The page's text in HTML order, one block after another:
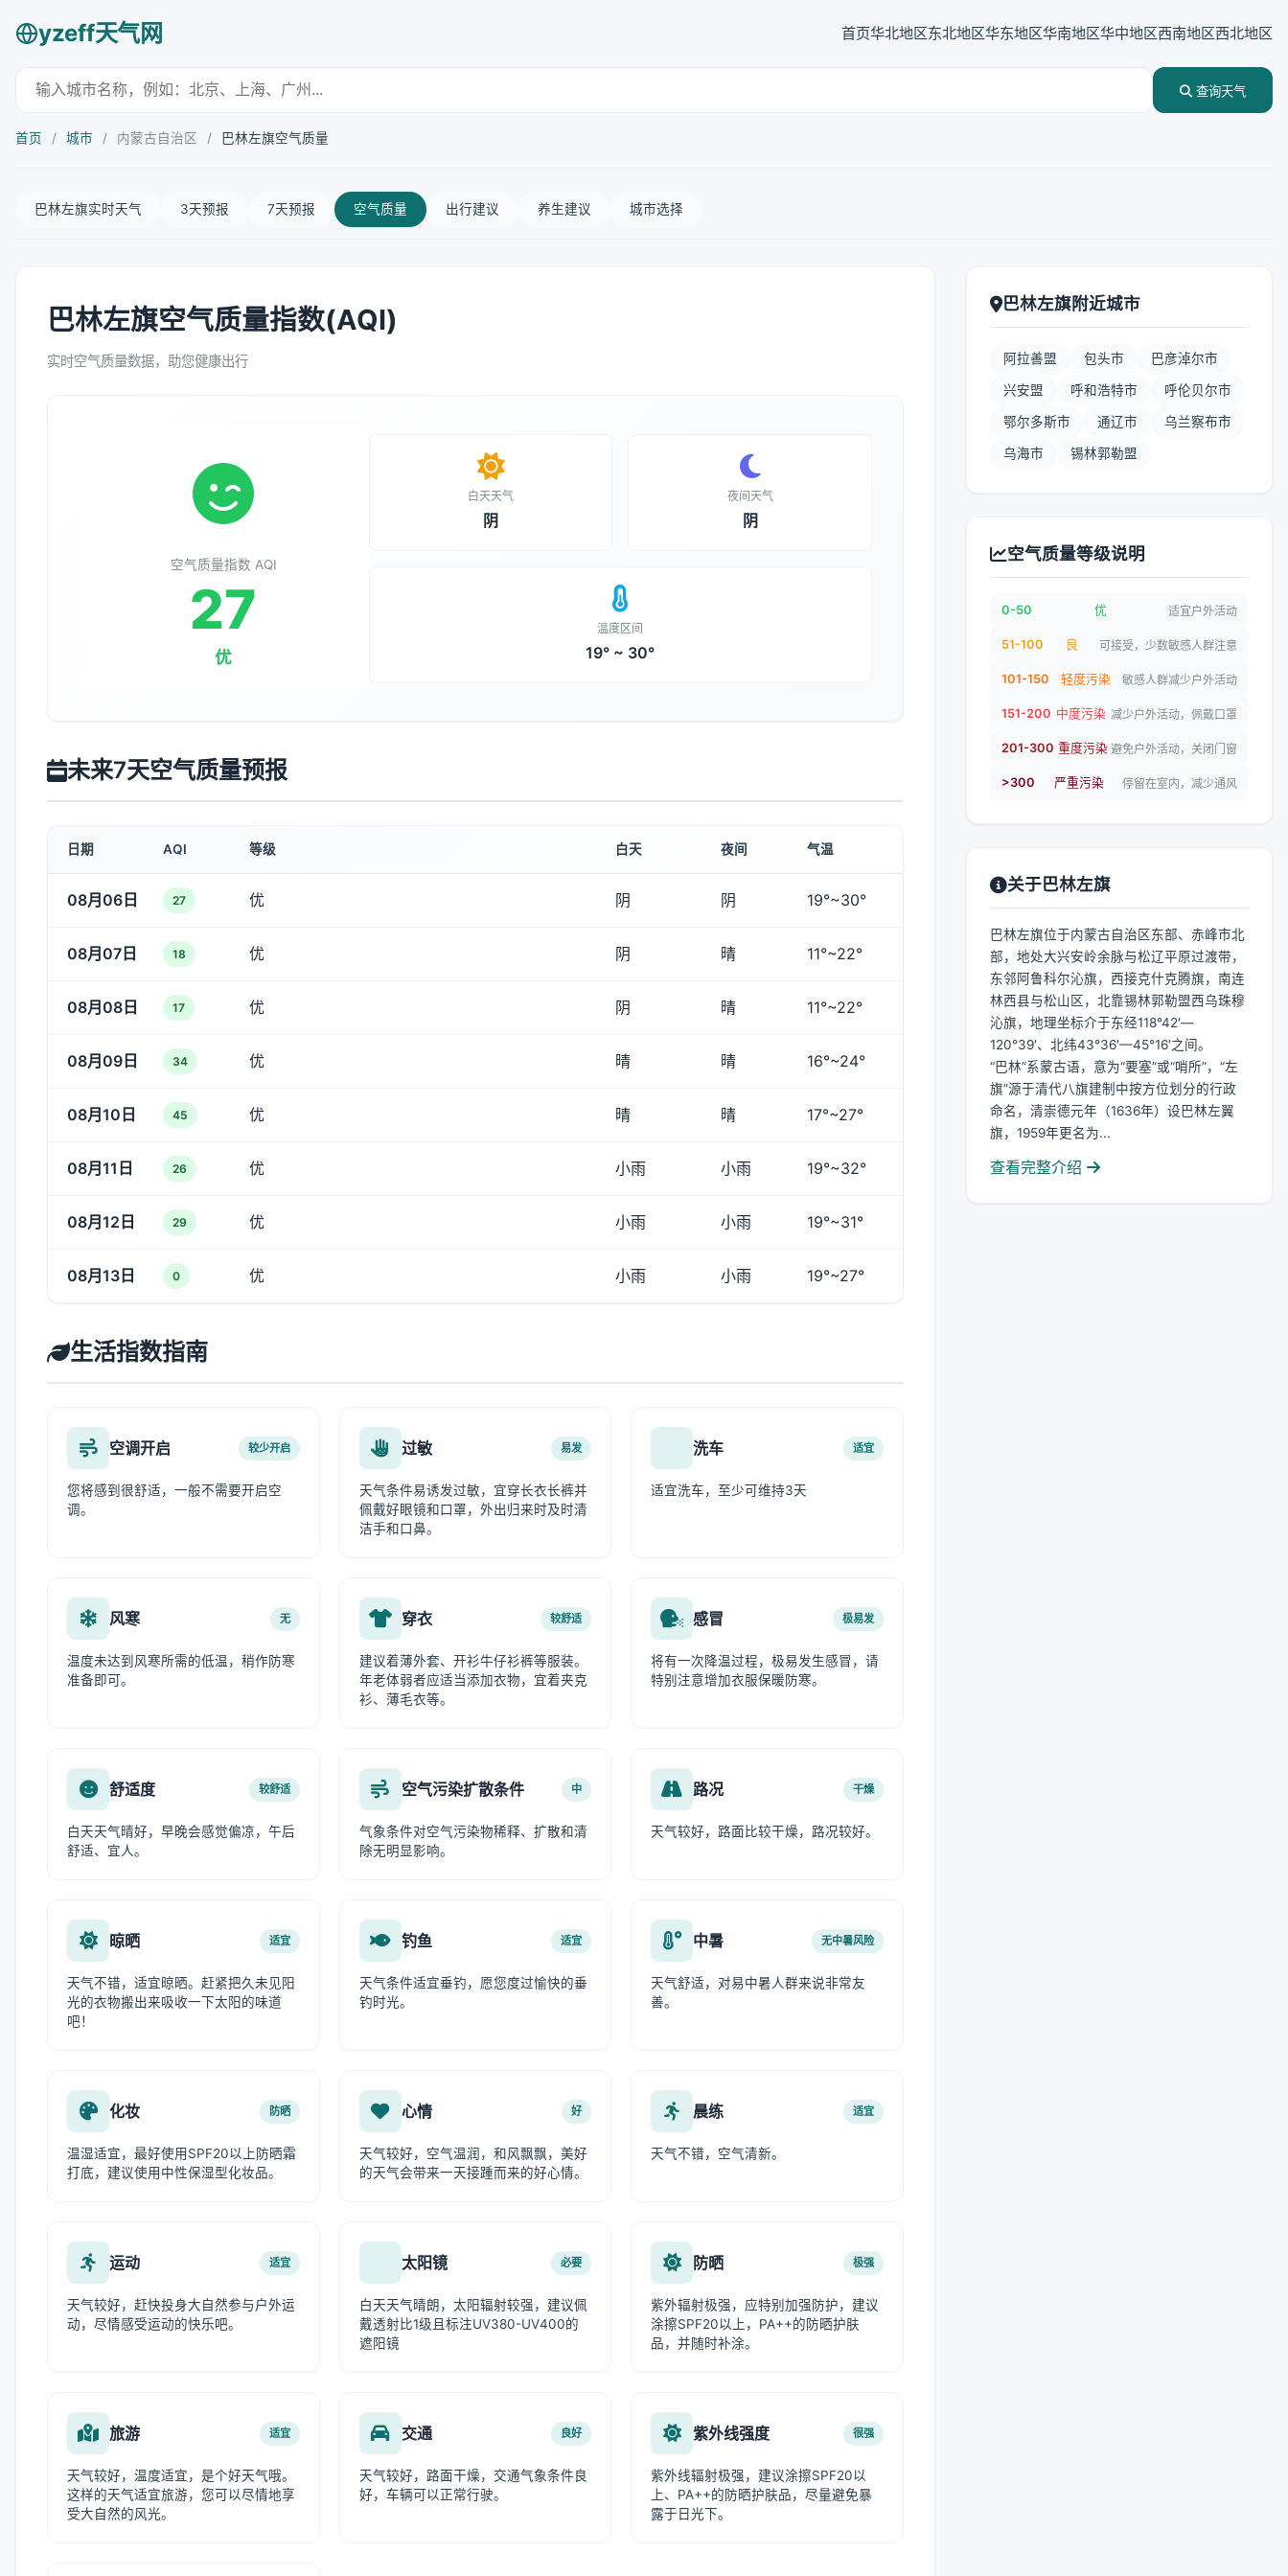
yzeff天气网 首页华北地区东北地区华东地区华南地区华中地区西南地区西北地区
查询天气
首页 / 城市 / 内蒙古自治区 / 巴林左旗空气质量
巴林左旗实时天气 3天预报 7天预报 空气质量 出行建议 养生建议 城市选择
巴林左旗空气质量指数(AQI)
实时空气质量数据，助您健康出行
空气质量指数 AQI
27
优
白天天气
阴
夜间天气
阴
温度区间
19° ~ 30°
未来7天空气质量预报
日期 AQI 等级 白天 夜间 气温
08月06日 27 优 阴 阴 19°~30°
08月07日 18 优 阴 晴 11°~22°
08月08日 17 优 阴 晴 11°~22°
08月09日 34 优 晴 晴 16°~24°
08月10日 45 优 晴 晴 17°~27°
08月11日 26 优 小雨 小雨 19°~32°
08月12日 29 优 小雨 小雨 19°~31°
08月13日 0 优 小雨 小雨 19°~27°
生活指数指南
空调开启 较少开启
您将感到很舒适，一般不需要开启空
调。
过敏 易发
天气条件易诱发过敏，宜穿长衣长裤并
佩戴好眼镜和口罩，外出归来时及时清
洁手和口鼻。
洗车 适宜
适宜洗车，至少可维持3天
风寒 无
温度未达到风寒所需的低温，稍作防寒
准备即可。
穿衣 较舒适
建议着薄外套、开衫牛仔衫裤等服装。
年老体弱者应适当添加衣物，宜着夹克
衫、薄毛衣等。
感冒 极易发
将有一次降温过程，极易发生感冒，请
特别注意增加衣服保暖防寒。
舒适度 较舒适
白天天气晴好，早晚会感觉偏凉，午后
舒适、宜人。
空气污染扩散条件 中
气象条件对空气污染物稀释、扩散和清
除无明显影响。
路况 干燥
天气较好，路面比较干燥，路况较好。
晾晒 适宜
天气不错，适宜晾晒。赶紧把久未见阳
光的衣物搬出来吸收一下太阳的味道
吧！
钓鱼 适宜
天气条件适宜垂钓，愿您度过愉快的垂
钓时光。
中暑 无中暑风险
天气舒适，对易中暑人群来说非常友
善。
化妆 防晒
温湿适宜，最好使用SPF20以上防晒霜
打底，建议使用中性保湿型化妆品。
心情 好
天气较好，空气温润，和风飘飘，美好
的天气会带来一天接踵而来的好心情。
晨练 适宜
天气不错，空气清新。
运动 适宜
天气较好，赶快投身大自然参与户外运
动，尽情感受运动的快乐吧。
太阳镜 必要
白天天气晴朗，太阳辐射较强，建议佩
戴透射比1级且标注UV380-UV400的
遮阳镜
防晒 极强
紫外辐射极强，应特别加强防护，建议
涂擦SPF20以上，PA++的防晒护肤
品，并随时补涂。
旅游 适宜
天气较好，温度适宜，是个好天气哦。
这样的天气适宜旅游，您可以尽情地享
受大自然的风光。
交通 良好
天气较好，路面干燥，交通气象条件良
好，车辆可以正常行驶。
紫外线强度 很强
紫外线辐射极强，建议涂擦SPF20以
上、PA++的防晒护肤品，尽量避免暴
露于日光下。
巴林左旗附近城市
阿拉善盟 包头市 巴彦淖尔市
兴安盟 呼和浩特市 呼伦贝尔市
鄂尔多斯市 通辽市 乌兰察布市
乌海市 锡林郭勒盟
空气质量等级说明
0-50 优 适宜户外活动
51-100 良 可接受，少数敏感人群注意
101-150 轻度污染 敏感人群减少户外活动
151-200 中度污染 减少户外活动，佩戴口罩
201-300 重度污染 避免户外活动，关闭门窗
>300 严重污染 停留在室内，减少通风
关于巴林左旗
巴林左旗位于内蒙古自治区东部、赤峰市北
部，地处大兴安岭余脉与松辽平原过渡带，
东邻阿鲁科尔沁旗，西接克什克腾旗，南连
林西县与松山区，北靠锡林郭勒盟西乌珠穆
沁旗，地理坐标介于东经118°42′—
120°39′、北纬43°36′—45°16′之间。
“巴林”系蒙古语，意为“要塞”或“哨所”，“左
旗”源于清代八旗建制中按方位划分的行政
命名，清崇德元年（1636年）设巴林左翼
旗，1959年更名为...
查看完整介绍